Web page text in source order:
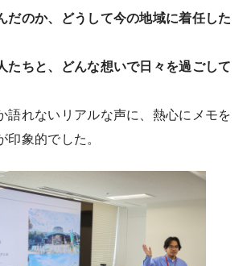
だのか、どうして今の地域に着任した
たちと、どんな想いで日々を過ごして
語れないリアルな声に、熱心にメモを
印象的でした。